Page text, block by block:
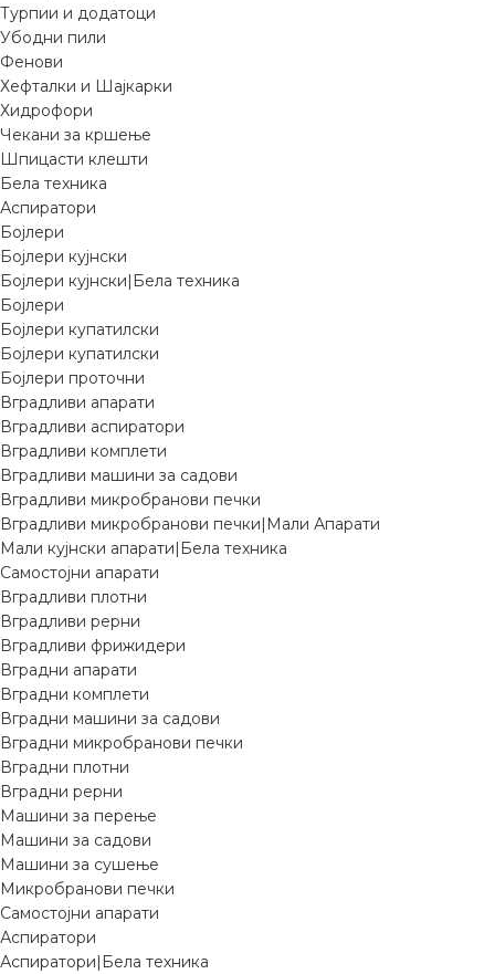
Турпии и додатоци
Убодни пили
Фенови
Хефталки и Шајкарки
Хидрофори
Чекани за кршење
Шпицасти клешти
Бела техника
Аспиратори
Бојлери
Бојлери кујнски
Бојлери кујнски|Бела техника
Бојлери
Бојлери купатилски
Бојлери купатилски
Бојлери проточни
Вградливи апарати
Вградливи аспиратори
Вградливи комплети
Вградливи машини за садови
Вградливи микробранови печки
Вградливи микробранови печки|Мали Апарати
Мали кујнски апарати|Бела техника
Самостојни апарати
Вградливи плотни
Вградливи рерни
Вградливи фрижидери
Вградни апарати
Вградни комплети
Вградни машини за садови
Вградни микробранови печки
Вградни плотни
Вградни рерни
Машини за перење
Машини за садови
Машини за сушење
Микробранови печки
Самостојни апарати
Аспиратори
Аспиратори|Бела техника